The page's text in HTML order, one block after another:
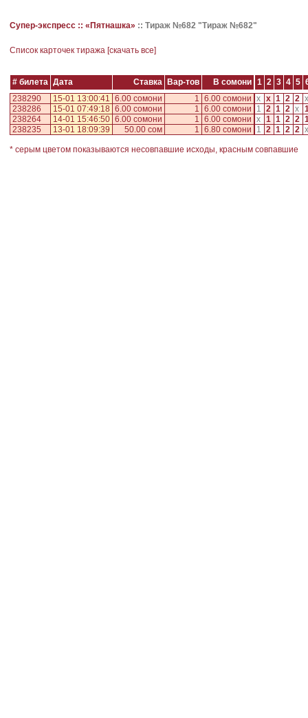
Супер-экспресс :: «Пятнашка» :: Тираж №682 "Тираж №682"
Cписок карточек тиража [скачать все]
# билета Дата Ставка Вар-тов В сомони 1 2 3 4 5
238290
15-01 13:00:41 6.00 сомони 1 6.00 сомони x x 1 2 2 x
238286
15-01 07:49:18 6.00 сомони 1 6.00 сомони 1 2 1 2 x
238264
14-01 15:46:50 6.00 сомони 1 6.00 сомони x 1 1 2 2
238235
13-01 18:09:39 50.00 сом 1 6.80 сомони 1 2 1 2 2 x
* серым цветом показываются несовпавшие исходы, красным совпавшие